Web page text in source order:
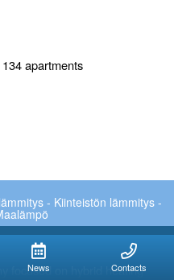
News Contacts
apartments
- Kiinteistön lämmitys -
focused on hybrid heating